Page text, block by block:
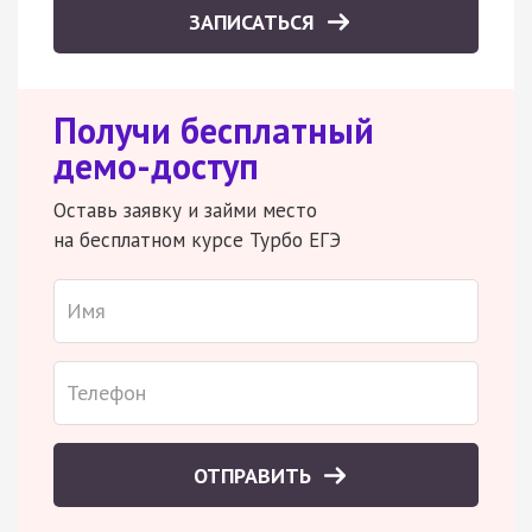
ЗАПИСАТЬСЯ
Получи бесплатный
демо-доступ
Оставь заявку и займи место
на бесплатном курсе Турбо ЕГЭ
ОТПРАВИТЬ